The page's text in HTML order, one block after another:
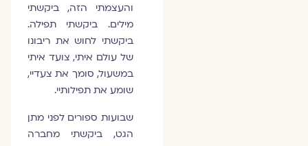
והעצמתי הזה, ביקשתי
מילים. ביקשתי תפילה.
ביקשתי לחוש את ריבונו
של עולם איתי, צועד איתי
במשעול, סומך את צעדיי,
שומע את תפילותיי.
שבועות ספורים לפני מתן
הגט, ביקשתי מחברה